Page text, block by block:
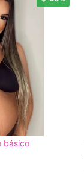
básico